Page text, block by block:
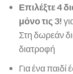
Επιλέξτε 4
μόνο τις 3!
Στη δωρεάν
διατροφή
Για ένα